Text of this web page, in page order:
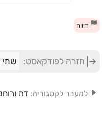
דיווח
חזרה לפודקאסט: שתי
למעבר לקטגוריה: דת